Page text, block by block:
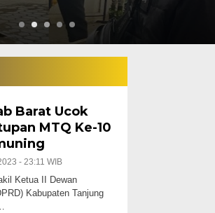
Barat Ucok
MTQ Ke-10
- 23:11 WIB
Ketua II Dewan
Kabupaten Tanjung